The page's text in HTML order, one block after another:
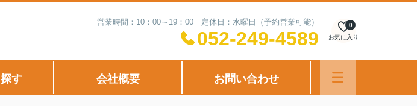
営業時間：10：00～19：00 定休日：水曜日（予約営業可能）
052-249-4589 お気に入り
0
す 会社概要 お問い合わせ